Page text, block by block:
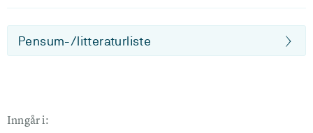
Pensum-/litteraturliste
Inngår i: